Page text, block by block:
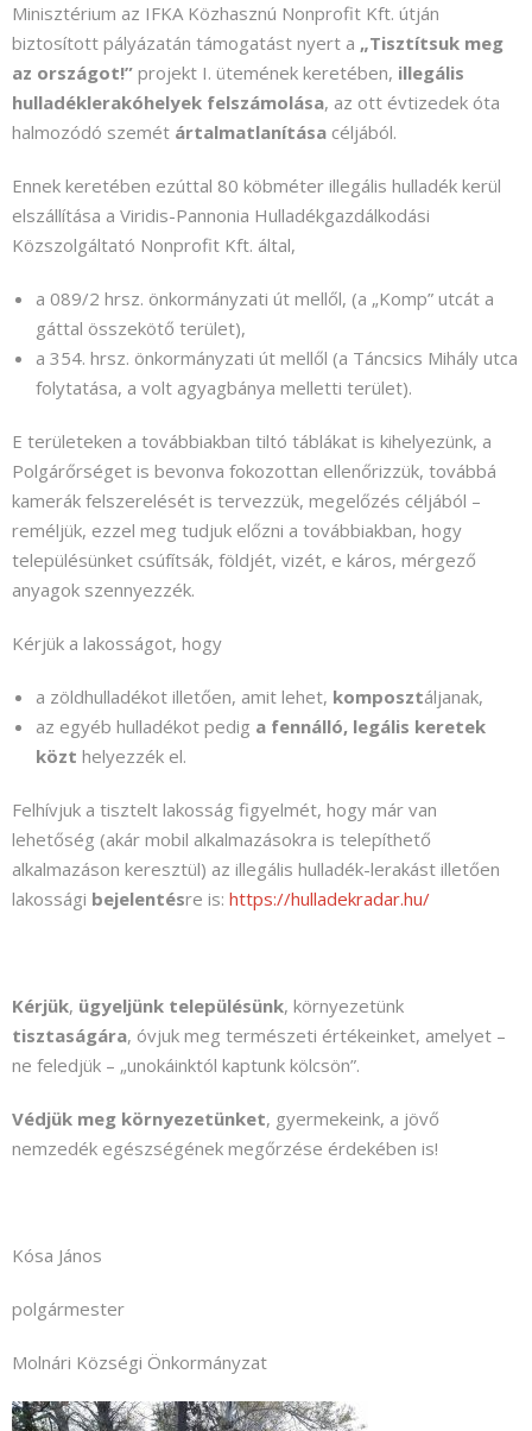
Minisztérium az IFKA Közhasznú Nonprofit Kft. útján
biztosított pályázatán támogatást nyert a „Tisztítsuk meg
az országot!” projekt I. ütemének keretében, illegális
hulladéklerakóhelyek felszámolása, az ott évtizedek óta
halmozódó szemét ártalmatlanítása céljából.
Ennek keretében ezúttal 80 köbméter illegális hulladék kerül
elszállítása a Viridis-Pannonia Hulladékgazdálkodási
Közszolgáltató Nonprofit Kft. által,
a 089/2 hrsz. önkormányzati út mellől, (a „Komp” utcát a
gáttal összekötő terület),
a 354. hrsz. önkormányzati út mellől (a Táncsics Mihály utca
folytatása, a volt agyagbánya melletti terület).
E területeken a továbbiakban tiltó táblákat is kihelyezünk, a
Polgárőrséget is bevonva fokozottan ellenőrizzük, továbbá
kamerák felszerelését is tervezzük, megelőzés céljából –
reméljük, ezzel meg tudjuk előzni a továbbiakban, hogy
településünket csúfítsák, földjét, vizét, e káros, mérgező
anyagok szennyezzék.
Kérjük a lakosságot, hogy
a zöldhulladékot illetően, amit lehet, komposztáljanak,
az egyéb hulladékot pedig a fennálló, legális keretek
közt helyezzék el.
Felhívjuk a tisztelt lakosság figyelmét, hogy már van
lehetőség (akár mobil alkalmazásokra is telepíthető
alkalmazáson keresztül) az illegális hulladék-lerakást illetően
lakossági bejelentésre is: https://hulladekradar.hu/
Kérjük, ügyeljünk településünk, környezetünk
tisztaságára, óvjuk meg természeti értékeinket, amelyet –
ne feledjük – „unokáinktól kaptunk kölcsön”.
Védjük meg környezetünket, gyermekeink, a jövő
nemzedék egészségének megőrzése érdekében is!
Kósa János
polgármester
Molnári Községi Önkormányzat